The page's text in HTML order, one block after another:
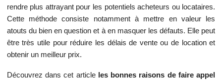
rendre plus attrayant pour les potentiels acheteurs ou locataires.
Cette méthode consiste notamment à mettre en valeur les
atouts du bien en question et à en masquer les défauts. Elle peut
être très utile pour réduire les délais de vente ou de location et
obtenir un meilleur prix.
Découvrez dans cet article les bonnes raisons de faire appel